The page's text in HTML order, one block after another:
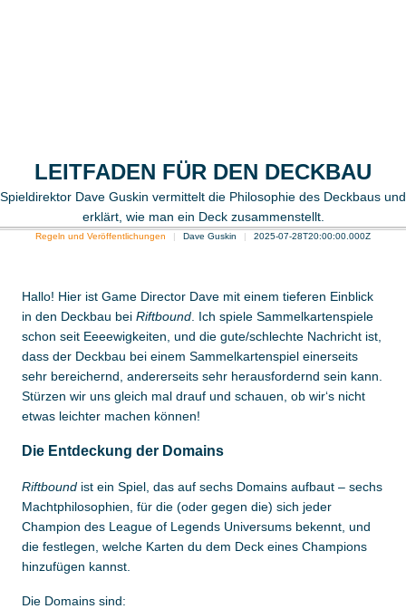
LEITFADEN FÜR DEN DECKBAU
Spieldirektor Dave Guskin vermittelt die Philosophie des Deckbaus und
erklärt, wie man ein Deck zusammenstellt.
Regeln und Veröffentlichungen Dave Guskin 2025-07-28T20:00:00.000Z
Hallo! Hier ist Game Director Dave mit einem tieferen Einblick
in den Deckbau bei Riftbound . Ich spiele Sammelkartenspiele
schon seit Eeeewigkeiten, und die gute/schlechte Nachricht ist,
dass der Deckbau bei einem Sammelkartenspiel einerseits
sehr bereichernd, andererseits sehr herausfordernd sein kann.
Stürzen wir uns gleich mal drauf und schauen, ob wir‘s nicht
etwas leichter machen können!
Die Entdeckung der Domains
Riftbound ist ein Spiel, das auf sechs Domains aufbaut – sechs
Machtphilosophien, für die (oder gegen die) sich jeder
Champion des League of Legends Universums bekennt, und
die festlegen, welche Karten du dem Deck eines Champions
hinzufügen kannst.
Die Domains sind: